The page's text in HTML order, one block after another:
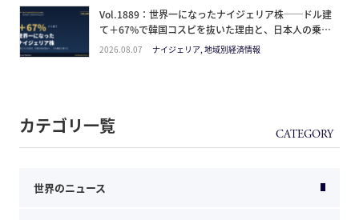
Vol.1889：世界一になったナイジェリア株──ドル建
て＋67%で韓国コスピを抜いた理由と、日本人の乗り
方
2026.08.07 ナイジェリア, 地域別経済情報
カテゴリ一覧
世界のニュース